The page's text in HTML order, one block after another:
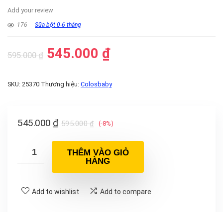
Add your review
176 Sữa bột 0-6 tháng
595.000₫ 545.000 ₫
SKU: 25370 Thương hiệu: Colosbaby
595.000₫
545.000 ₫ (-8%)
THÊM VÀO GIỎ
HÀNG
Add to wishlist Add to compare